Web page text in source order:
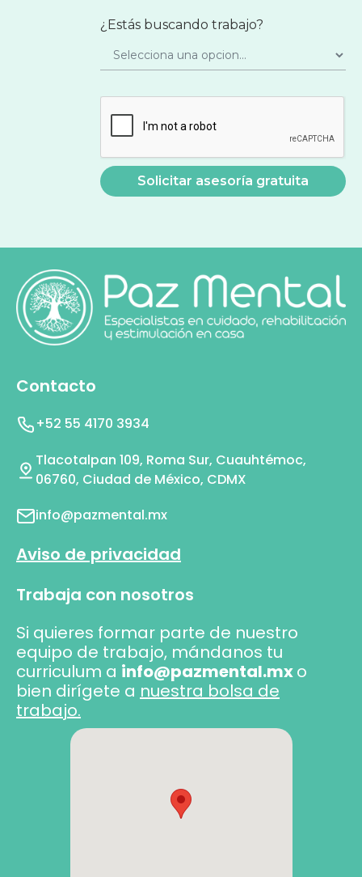
¿Estás buscando trabajo?
Contacto
+52 55 4170 3934
Tlacotalpan 109, Roma Sur, Cuauhtémoc,
06760, Ciudad de México, CDMX
info@pazmental.mx
Aviso de privacidad
Trabaja con nosotros
Si quieres formar parte de nuestro
equipo de trabajo, mándanos tu
curriculum a info@pazmental.mxo
bien dirígete a nuestra bolsa de
trabajo.